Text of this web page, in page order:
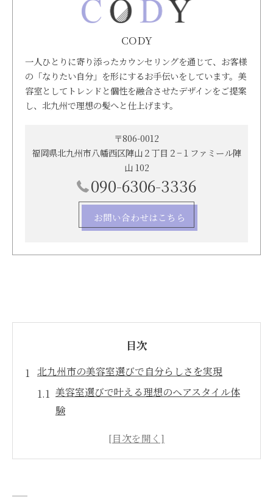
CODY
一人ひとりに寄り添ったカウンセリングを通じて、お客様
の「なりたい自分」を形にするお手伝いをしています。美
容室としてトレンドと個性を融合させたデザインをご提案
し、北九州で理想の髪へと仕上げます。
〒806-0012
福岡県北九州市八幡西区陣山２丁目２−１ファミール陣
山 102
090-6306-3336
お問い合わせはこちら
目次
北九州市の美容室選びで自分らしさを実現
美容室選びで叶える理想のヘアスタイル体
験
口コミを活用した美容室選びのポイント解